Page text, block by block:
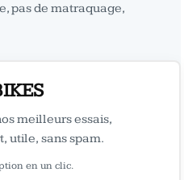
pas de matraquage,
meilleurs essais,
utile, sans spam.
en un clic.